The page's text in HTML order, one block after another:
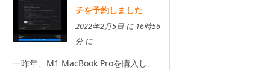
チを予約しました
2022年2月5日 に 16時56
分 に
一昨年、M1 MacBook Proを購入し、